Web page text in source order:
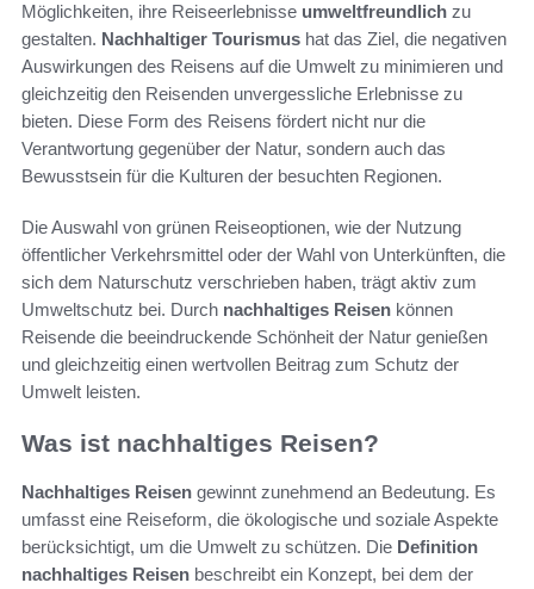
Möglichkeiten, ihre Reiseerlebnisse umweltfreundlich zu
gestalten. Nachhaltiger Tourismus hat das Ziel, die negativen
Auswirkungen des Reisens auf die Umwelt zu minimieren und
gleichzeitig den Reisenden unvergessliche Erlebnisse zu
bieten. Diese Form des Reisens fördert nicht nur die
Verantwortung gegenüber der Natur, sondern auch das
Bewusstsein für die Kulturen der besuchten Regionen.
Die Auswahl von grünen Reiseoptionen, wie der Nutzung
öffentlicher Verkehrsmittel oder der Wahl von Unterkünften, die
sich dem Naturschutz verschrieben haben, trägt aktiv zum
Umweltschutz bei. Durch nachhaltiges Reisen können
Reisende die beeindruckende Schönheit der Natur genießen
und gleichzeitig einen wertvollen Beitrag zum Schutz der
Umwelt leisten.
Was ist nachhaltiges Reisen?
Nachhaltiges Reisen gewinnt zunehmend an Bedeutung. Es
umfasst eine Reiseform, die ökologische und soziale Aspekte
berücksichtigt, um die Umwelt zu schützen. Die Definition
nachhaltiges Reisen beschreibt ein Konzept, bei dem der